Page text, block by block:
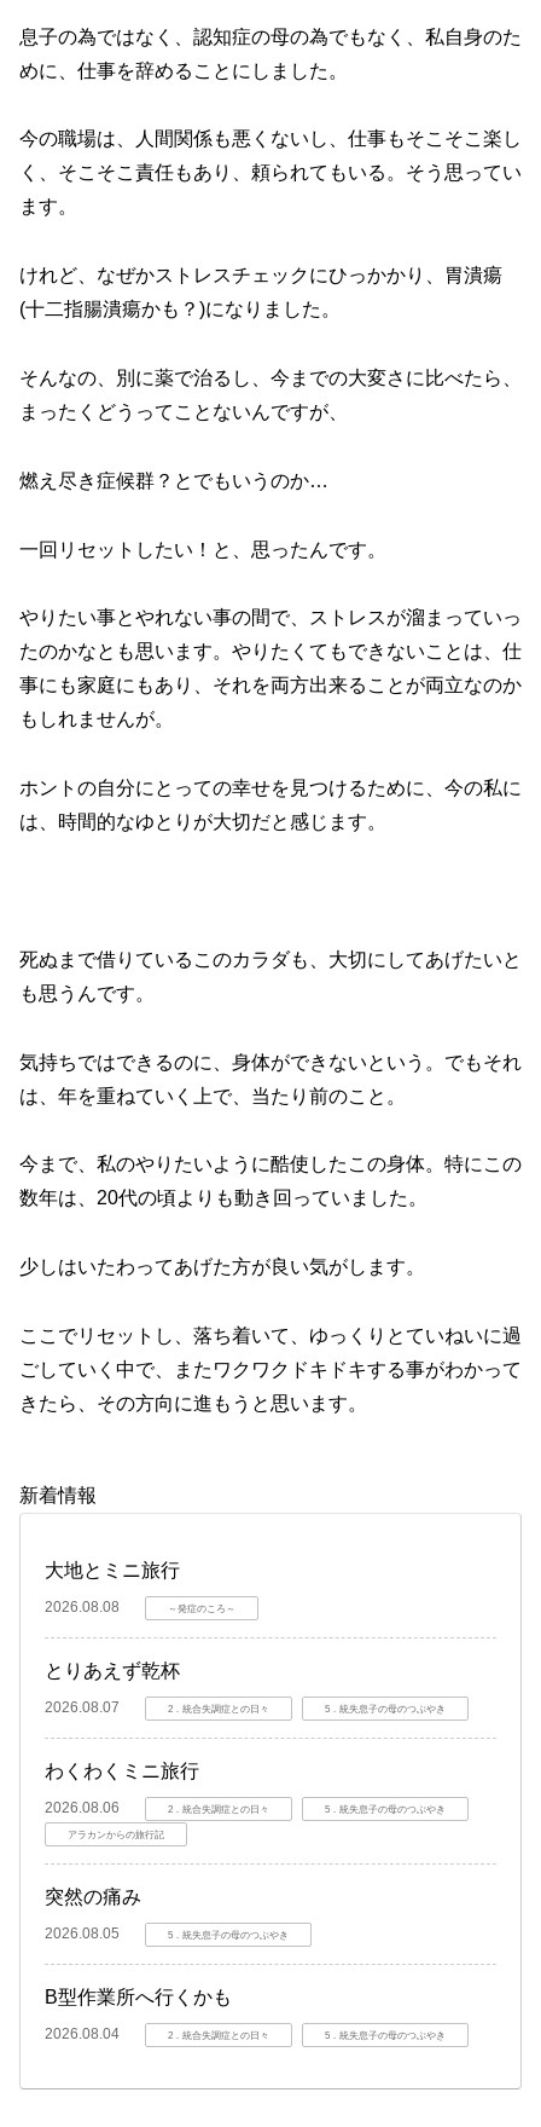
息子の為ではなく、認知症の母の為でもなく、私自身のた
めに、仕事を辞めることにしました。
今の職場は、人間関係も悪くないし、仕事もそこそこ楽し
く、そこそこ責任もあり、頼られてもいる。そう思ってい
ます。
けれど、なぜかストレスチェックにひっかかり、胃潰瘍
(十二指腸潰瘍かも？)になりました。
そんなの、別に薬で治るし、今までの大変さに比べたら、
まったくどうってことないんですが、
燃え尽き症候群？とでもいうのか…
一回リセットしたい！と、思ったんです。
やりたい事とやれない事の間で、ストレスが溜まっていっ
たのかなとも思います。やりたくてもできないことは、仕
事にも家庭にもあり、それを両方出来ることが両立なのか
もしれませんが。
ホントの自分にとっての幸せを見つけるために、今の私に
は、時間的なゆとりが大切だと感じます。
死ぬまで借りているこのカラダも、大切にしてあげたいと
も思うんです。
気持ちではできるのに、身体ができないという。でもそれ
は、年を重ねていく上で、当たり前のこと。
今まで、私のやりたいように酷使したこの身体。特にこの
数年は、20代の頃よりも動き回っていました。
少しはいたわってあげた方が良い気がします。
ここでリセットし、落ち着いて、ゆっくりとていねいに過
ごしていく中で、またワクワクドキドキする事がわかって
きたら、その方向に進もうと思います。
新着情報
大地とミニ旅行
2026.08.08 ～発症のころ～
とりあえず乾杯
2026.08.07 2．統合失調症との日々 5．統失息子の母のつぶやき
わくわくミニ旅行
2026.08.06 2．統合失調症との日々 5．統失息子の母のつぶやき
アラカンからの旅行記
突然の痛み
2026.08.05 5．統失息子の母のつぶやき
B型作業所へ行くかも
2026.08.04 2．統合失調症との日々 5．統失息子の母のつぶやき